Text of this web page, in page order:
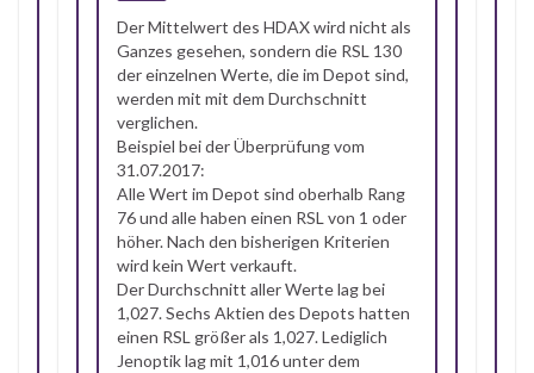
Der Mittelwert des HDAX wird nicht als
Ganzes gesehen, sondern die RSL 130
der einzelnen Werte, die im Depot sind,
werden mit mit dem Durchschnitt
verglichen.
Beispiel bei der Überprüfung vom
31.07.2017:
Alle Wert im Depot sind oberhalb Rang
76 und alle haben einen RSL von 1 oder
höher. Nach den bisherigen Kriterien
wird kein Wert verkauft.
Der Durchschnitt aller Werte lag bei
1,027. Sechs Aktien des Depots hatten
einen RSL größer als 1,027. Lediglich
Jenoptik lag mit 1,016 unter dem